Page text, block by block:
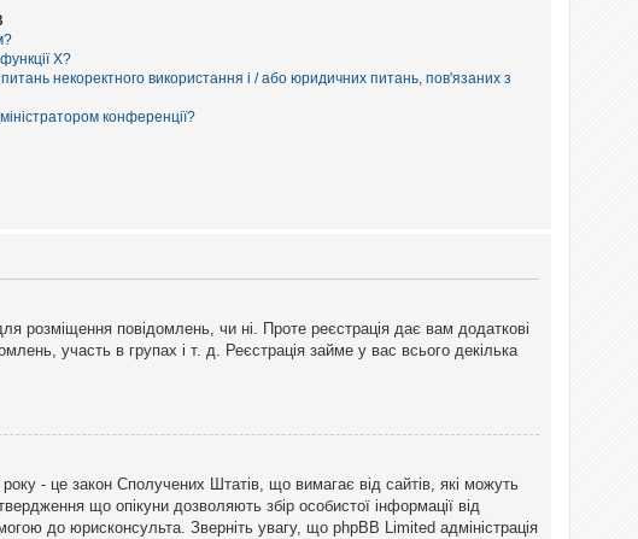
X?
некоректного використання і / або юридичних питань, пов'язаних з
конференції?
розміщення повідомлень, чи ні. Проте реєстрація дає вам додаткові
участь в групах і т. д. Реєстрація займе у вас всього декілька
- це закон Сполучених Штатів, що вимагає від сайтів, які можуть
що опікуни дозволяють збір особистої інформації від
до юрисконсульта. Зверніть увагу, що phpBB Limited адміністрація